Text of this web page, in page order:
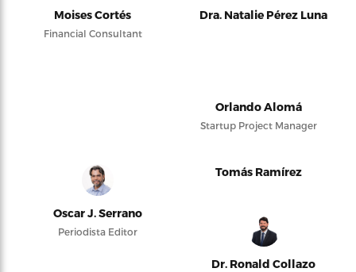
Moises Cortés
Financial Consultant
Dra. Natalie Pérez Luna
Orlando Alomá
Startup Project Manager
Oscar J. Serrano
Periodista Editor
Tomás Ramírez
Dr. Ronald Collazo